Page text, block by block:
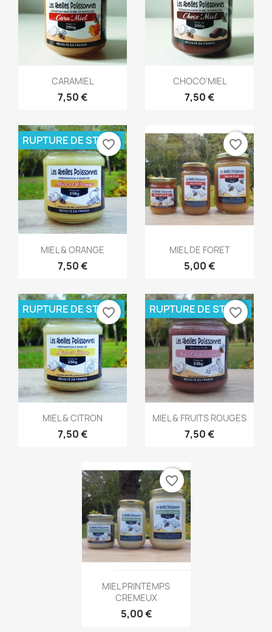
Aperçu rapide
CARAMIEL
7,50 €
Aperçu rapide
CHOCO'MIEL
7,50 €
Aperçu rapide
MIEL & ORANGE
7,50 €
RUPTURE DE STOCK
favorite_border
Aperçu rapide
MIEL DE FORET
5,00 €
favorite_border
Aperçu rapide
MIEL & CITRON
7,50 €
RUPTURE DE STOCK
favorite_border
 Aperçu rapide
MIEL & FRUITS ROUGES
7,50 €
RUPTURE DE STOCK
favorite_border
Aperçu rapide
MIEL PRINTEMPS
CREMEUX
5,00 €
favorite_border